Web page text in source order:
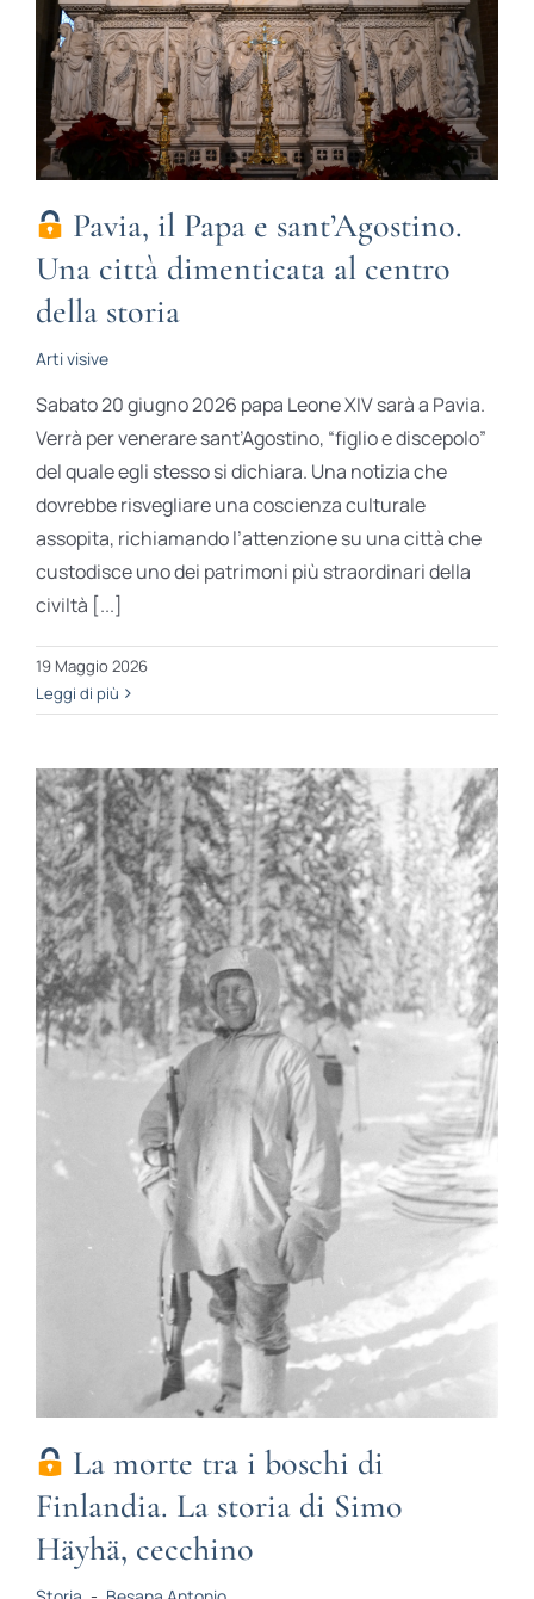
Pavia, il Papa e sant’Agostino.
Una città dimenticata al centro
della storia
Arti visive
Sabato 20 giugno 2026 papa Leone XIV sarà a Pavia.
Verrà per venerare sant’Agostino, “figlio e discepolo”
del quale egli stesso si dichiara. Una notizia che
dovrebbe risvegliare una coscienza culturale
assopita, richiamando l’attenzione su una città che
custodisce uno dei patrimoni più straordinari della
civiltà [...]
19 Maggio 2026
Leggi di più
La morte tra i boschi di
Finlandia. La storia di Simo
Häyhä, cecchino